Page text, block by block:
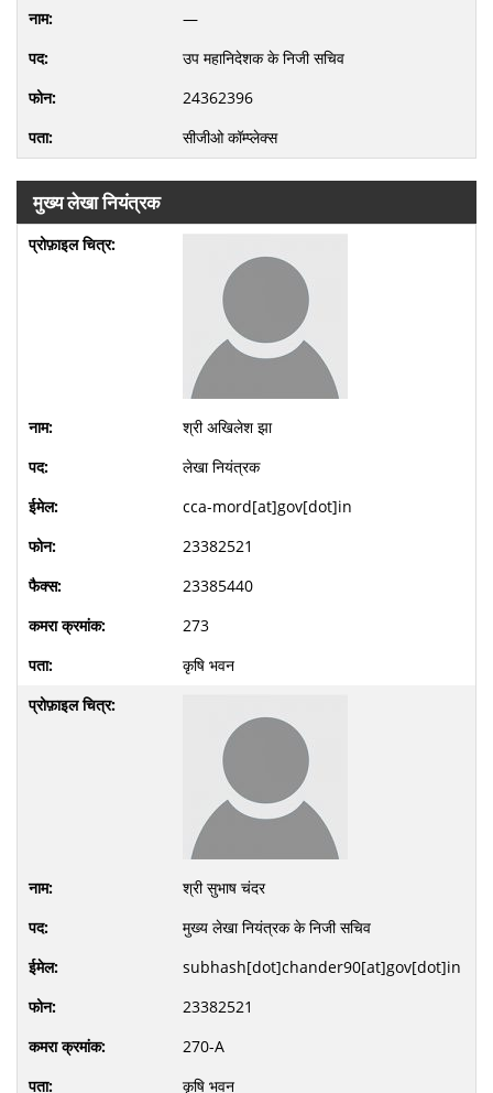
—
उप महानिदेशक के निजी सचिव
24362396
सीजीओ कॉम्प्लेक्स
मुख्य लेखा नियंत्रक
श्री अखिलेश झा
लेखा नियंत्रक
cca-mord[at]gov[dot]in
23382521
23385440
273
कृषि भवन
श्री सुभाष चंदर
मुख्य लेखा नियंत्रक के निजी सचिव
subhash[dot]chander90[at]gov[dot]in
23382521
270-A
कृषि भवन